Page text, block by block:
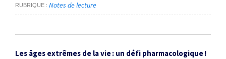
RUBRIQUE Notes de lecture
Les âges extrêmes de la vie : un défi pharmacologique !